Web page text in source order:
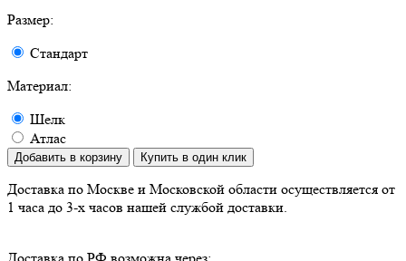
Размер:
Стандарт
Материал:
Шелк
Атлас
Добавить в корзину Купить в один клик
Доставка по Москве и Московской области осуществляется от
1 часа до 3-х часов нашей службой доставки.
Доставка по РФ возможна через: